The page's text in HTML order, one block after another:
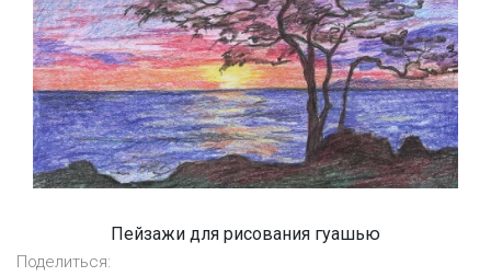
Пейзажи для рисования гуашью
Поделиться: